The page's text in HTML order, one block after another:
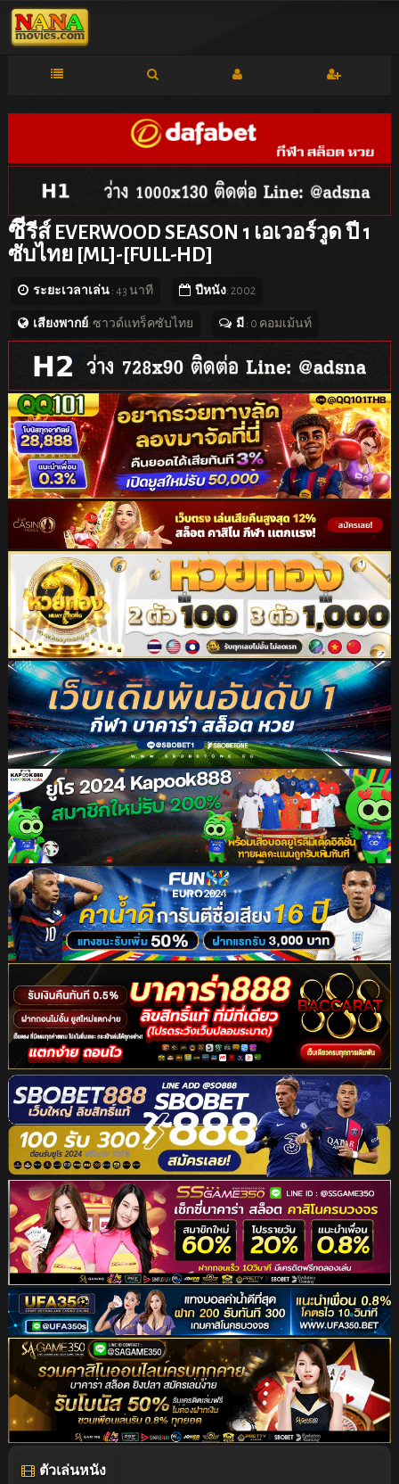
ซีรีส์ EVERWOOD SEASON 1 เอเวอร์วูด ปี 1
ซับไทย [ML]-[FULL-HD]
ระยะเวลาเล่น: 43 นาที ปีหนัง: 2002
เสียงพากย์: ซาวด์แทร็คซับไทย มี : 0 คอมเม้นท์
ตัวเล่นหนัง